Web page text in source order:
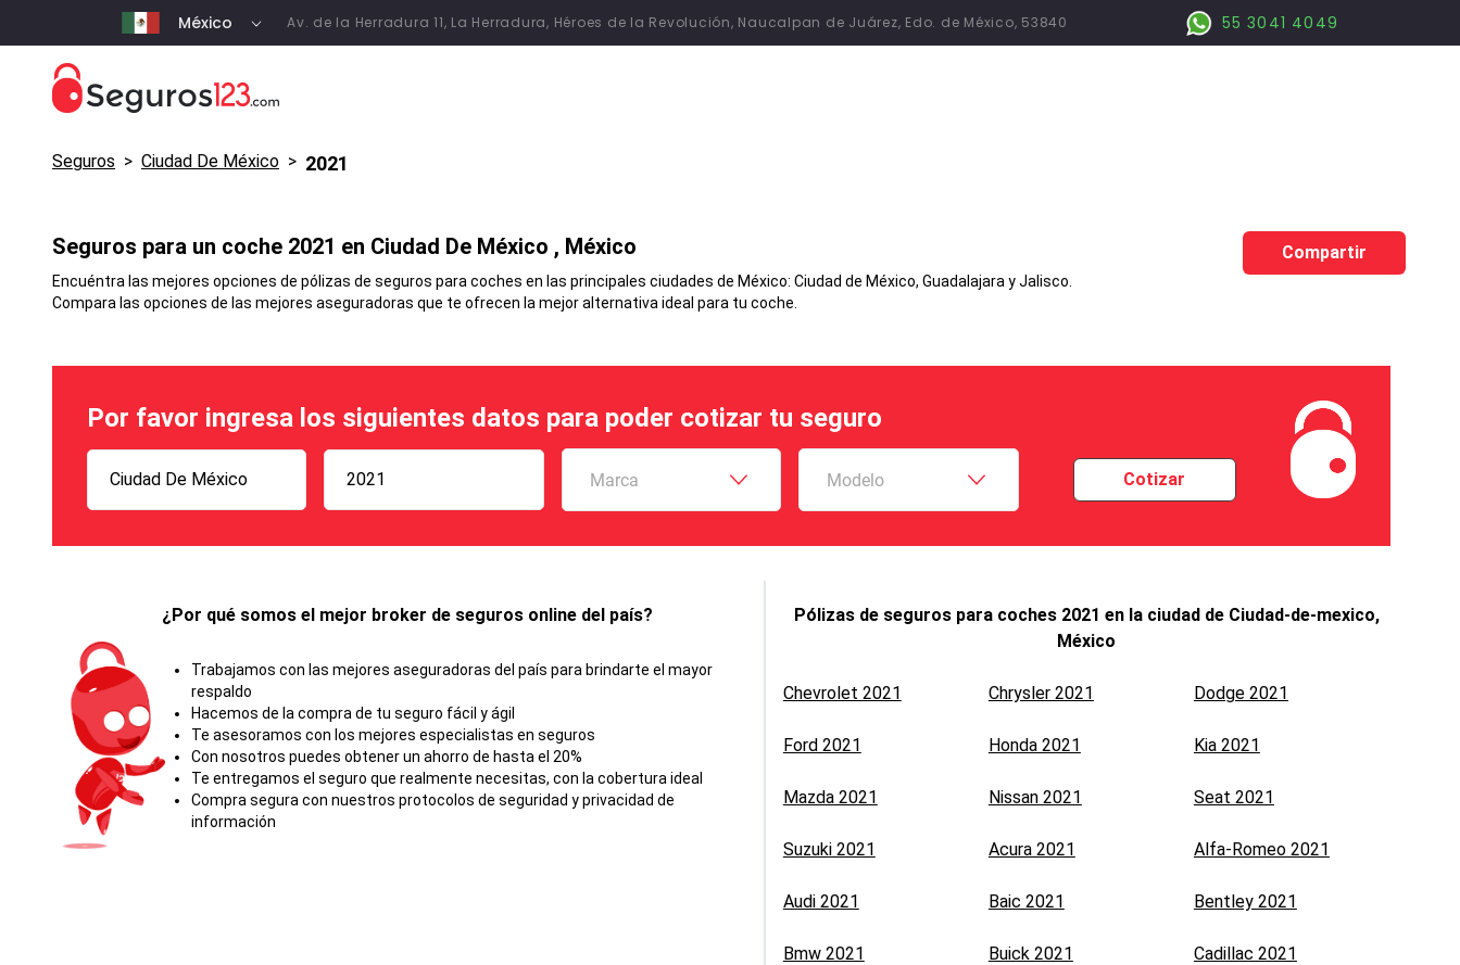
México Av. de la Herradura 11, La Herradura, Héroes de la Revolución, Naucalpan de Juárez, Edo. de México, 53840 55 3041 4049
Seguros > Ciudad De México > 2021
Seguros para un coche 2021 en Ciudad De México , México
Encuéntra las mejores opciones de pólizas de seguros para coches en las principales ciudades de México: Ciudad de México, Guadalajara y Jalisco.
Compara las opciones de las mejores aseguradoras que te ofrecen la mejor alternativa ideal para tu coche.
Compartir
Por favor ingresa los siguientes datos para poder cotizar tu seguro
Ciudad De México 2021 Marca Modelo Cotizar
¿Por qué somos el mejor broker de seguros online del país?
Trabajamos con las mejores aseguradoras del país para brindarte el mayor
respaldo
Hacemos de la compra de tu seguro fácil y ágil
Te asesoramos con los mejores especialistas en seguros
Con nosotros puedes obtener un ahorro de hasta el 20%
Te entregamos el seguro que realmente necesitas, con la cobertura ideal
Compra segura con nuestros protocolos de seguridad y privacidad de
información
Pólizas de seguros para coches 2021 en la ciudad de Ciudad-de-mexico,
México
Chevrolet 2021 Chrysler 2021 Dodge 2021
Ford 2021 Honda 2021 Kia 2021
Mazda 2021 Nissan 2021 Seat 2021
Suzuki 2021 Acura 2021 Alfa-Romeo 2021
Audi 2021 Baic 2021 Bentley 2021
Bmw 2021 Buick 2021 Cadillac 2021